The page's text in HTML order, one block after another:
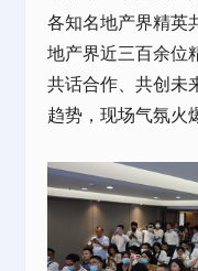
各知名地产界精英
地产界近三百余位
共话合作、共创未
趋势，现场气氛火